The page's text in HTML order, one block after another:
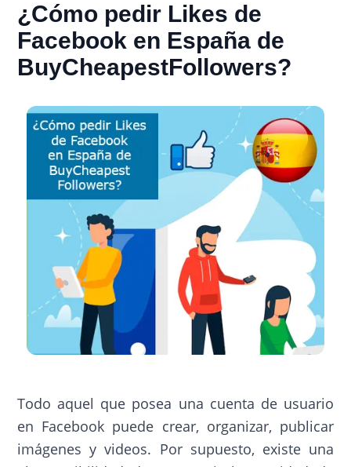
¿Cómo pedir Likes de
Facebook en España de
BuyCheapestFollowers?
Todo aquel que posea una cuenta de usuario
en Facebook puede crear, organizar, publicar
imágenes y videos. Por supuesto, existe una